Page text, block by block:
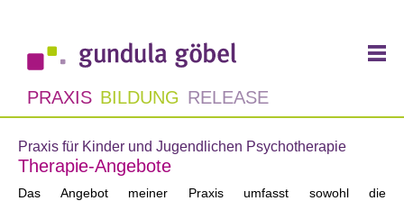
PRAXIS BILDUNG RELEASE
Praxis für Kinder und Jugendlichen Psychotherapie
Therapie-Angebote
Das Angebot meiner Praxis umfasst sowohl die